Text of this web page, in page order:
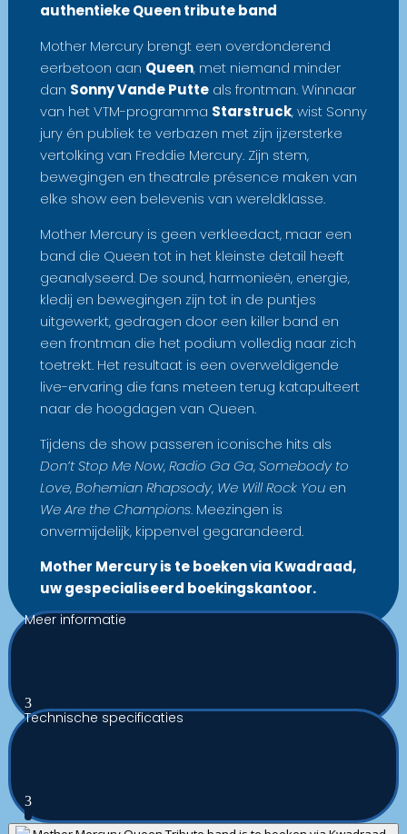
authentieke Queen tribute band
Mother Mercury brengt een overdonderend
eerbetoon aan Queen, met niemand minder
dan Sonny Vande Putteals frontman. Winnaar
van het VTM-programma Starstruck, wist Sonny
jury én publiek te verbazen met zijn ijzersterke
vertolking van Freddie Mercury. Zijn stem,
bewegingen en theatrale présence maken van
elke show een belevenis van wereldklasse.
Mother Mercury is geen verkleedact, maar een
band die Queen tot in het kleinste detail heeft
geanalyseerd. De sound, harmonieën, energie,
kledij en bewegingen zijn tot in de puntjes
uitgewerkt, gedragen door een killer band en
een frontman die het podium volledig naar zich
toetrekt. Het resultaat is een overweldigende
live-ervaring die fans meteen terug katapulteert
naar de hoogdagen van Queen.
Tijdens de show passeren iconische hits als
Don’t Stop Me Now,Radio Ga Ga,Somebody to
Love,Bohemian Rhapsody, We Will Rock Youen
We Are the Champions. Meezingen is
onvermijdelijk, kippenvel gegarandeerd.
Mother Mercury is te boeken via Kwadraad,
uw gespecialiseerd boekingskantoor.
Meer informatie
3
Technische specificaties
3